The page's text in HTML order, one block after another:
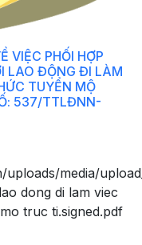
VIỆC PHỐI HỢP
LAO ĐỘNG ĐI LÀM
TUYỂN MỘ
537/TTLĐNN-
media/
dong di lam viec
truc ti.signed.pdf